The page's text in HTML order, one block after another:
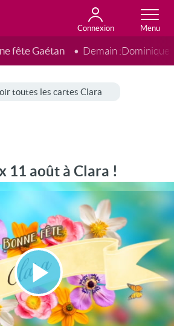
Connexion
fête Gaétan Demain :Dominique
toutes les cartes Clara
11 août à Clara !
Lire